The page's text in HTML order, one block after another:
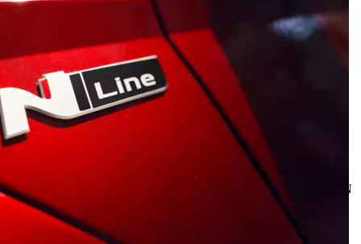
Дослідіть інтер'єр N Line.
Здійсніть віртуальну подорож ексклюзивним інтер'єром N
Line. Він вирізняється спортивними металевими педалями,
кермом та важелем перемикання передач N Line, а також
червоними акцентами по всьому салону. Спортивні сидіння N
Line оздоблені червоною контрастною прострочкою, яку
також можна побачити на обшивці керма та підлокітнику.
Pannellum2.5.6